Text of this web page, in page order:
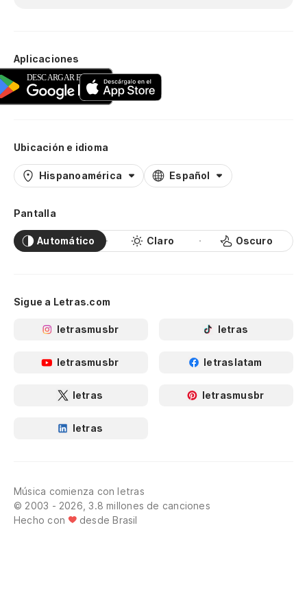
Aplicaciones
Ubicación e idioma
Hispanoamérica Español
Pantalla
Automático Claro Oscuro
Sigue a Letras.com
letrasmusbr letras
letrasmusbr letraslatam
letras letrasmusbr
letras
Música comienza con letras
© 2003 - 2026, 3.8 millones de canciones
Hecho con
desde Brasil